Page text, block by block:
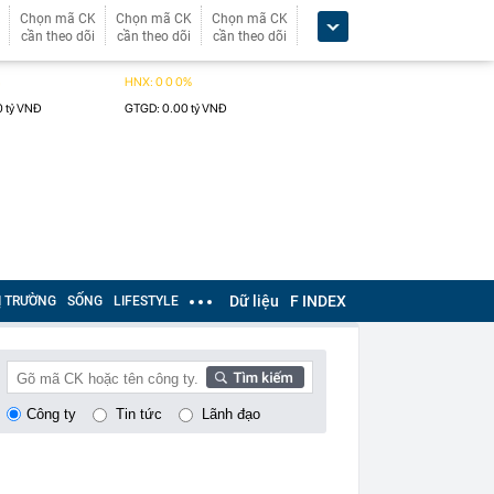
Chọn mã CK
cần theo dõi
Chọn mã CK
cần theo dõi
Chọn mã CK
cần theo dõi
TRƯỜNG SỐNG LIFESTYLE Dữ liệu F INDEX
Công ty Tin tức Lãnh đạo